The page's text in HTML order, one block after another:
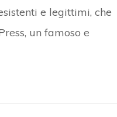
e legittimi, che
un famoso e